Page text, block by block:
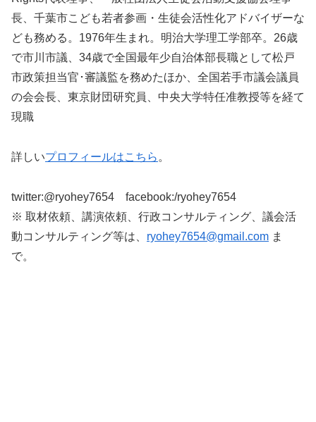
長、千葉市こども若者参画・生徒会活性化アドバイザーな
ども務める。1976年生まれ。明治大学理工学部卒。26歳
で市川市議、34歳で全国最年少自治体部長職として松戸
市政策担当官･審議監を務めたほか、全国若手市議会議員
の会会長、東京財団研究員、中央大学特任准教授等を経て
現職
詳しいプロフィールはこちら 。
twitter:@ryohey7654 facebook:/ryohey7654
※ 取材依頼、講演依頼、行政コンサルティング、議会活
動コンサルティング等は、 ryohey7654@gmail.com ま
で。